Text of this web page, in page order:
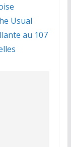
Usual
au 107